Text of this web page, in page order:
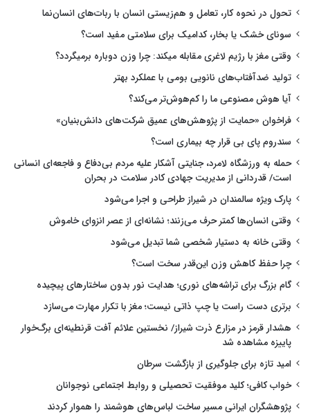
تحول در نحوه کار، تعامل و هم‌زیستی انسان با ربات‌های انسان‌نما
سونای خشک یا بخار، کدامیک برای سلامتی مفید است؟
وقتی مغز با رژیم لاغری مقابله میکند: چرا وزن دوباره برمیگردد؟
تولید ضدآفتاب‌های نانویی بومی با عملکرد بهتر
آیا هوش مصنوعی ما را کم‌هوش‌تر می‌کند؟
فراخوان «حمایت از پژوهش‌های عمیق شرکت‌های دانش‌بنیان»
سندروم پای بی قرار چه بیماری است؟
حمله به ورزشگاه لامرد، جنایتی آشکار علیه مردم بی‌دفاع و فاجعه‌ای انسانی
است/ قدردانی از مدیریت جهادی کادر سلامت در بحران
پارک ویژه سالمندان در شیراز طراحی و اجرا می‌شود
وقتی انسان‌ها کمتر حرف می‌زنند؛ نشانه‌ای از عصر انزوای خاموش
وقتی خانه به دستیار شخصی شما تبدیل می‌شود
چرا حفظ کاهش وزن این‌قدر سخت است؟
گام بزرگ برای تراشه‌های نوری؛ هدایت نور بدون ساختارهای پیچیده
برتری دست راست یا چپ ذاتی نیست؛ مغز با تکرار مهارت می‌سازد
هشدار قرمز در مزارع ذرت شیراز/ نخستین علائم آفت قرنطینه‌ای برگ‌خوار
پاییزه مشاهده شد
امید تازه برای جلوگیری از بازگشت سرطان
خواب کافی؛ کلید موفقیت تحصیلی و روابط اجتماعی نوجوانان
پژوهشگران ایرانی مسیر ساخت لباس‌های هوشمند را هموار کردند